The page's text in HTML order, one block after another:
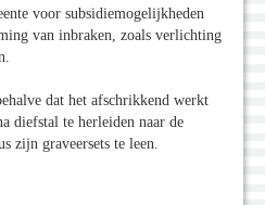
voor subsidiemogelijkheden
van inbraken, zoals verlichting
dat het afschrikkend werkt
diefstal te herleiden naar de
zijn graveersets te leen.